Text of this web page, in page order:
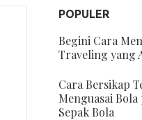
POPULER
Begini Cara
Traveling yang
Cara Bersikap
Menguasai
Sepak Bola